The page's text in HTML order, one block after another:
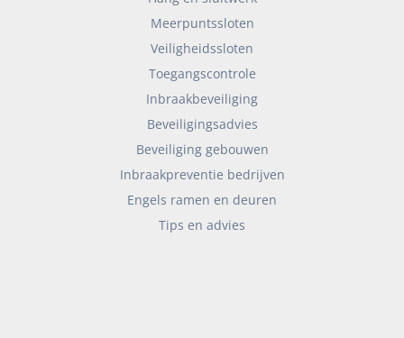
Meerpuntssloten
Veiligheidssloten
Toegangscontrole
Inbraakbeveiliging
Beveiligingsadvies
Beveiliging gebouwen
Inbraakpreventie bedrijven
Engels ramen en deuren
Tips en advies